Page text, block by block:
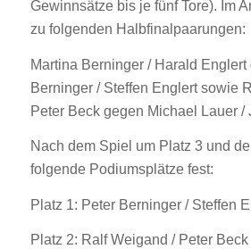
Gewinnsätze bis je fünf Tore). Im
zu folgenden Halbfinalpaarungen:
Martina Berninger / Harald Englert
Berninger / Steffen Englert sowie
Peter Beck gegen Michael Lauer /
Nach dem Spiel um Platz 3 und
folgende Podiumsplätze fest:
Platz 1: Peter Berninger / Steffen
Platz 2: Ralf Weigand / Peter Beck